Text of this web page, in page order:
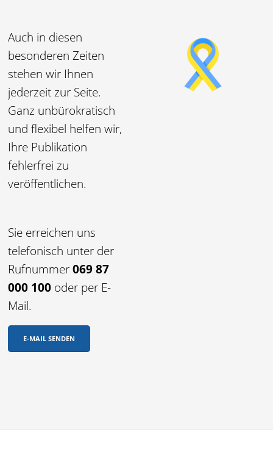
Auch in diesen
besonderen Zeiten
stehen wir Ihnen
jederzeit zur Seite.
Ganz unbürokratisch
und flexibel helfen wir,
Ihre Publikation
fehlerfrei zu
veröffentlichen.
Sie erreichen uns
telefonisch unter der
Rufnummer069 87
000 100 oder per E-
Mail.
E-MAIL SENDEN